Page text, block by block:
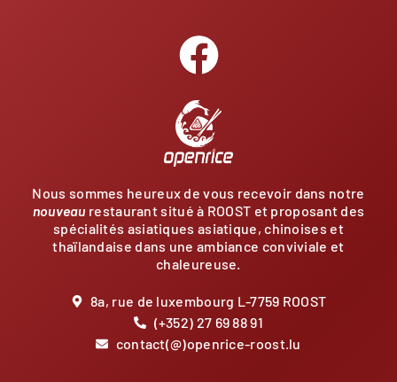
Nous sommes heureux de vous recevoir dans notre
nouveau restaurant situé à ROOST et proposant des
spécialités asiatiques asiatique, chinoises et
thaïlandaise dans une ambiance conviviale et
chaleureuse.
8a, rue de luxembourg L-7759 ROOST
(+352) 27 69 88 91
contact(@)openrice-roost.lu